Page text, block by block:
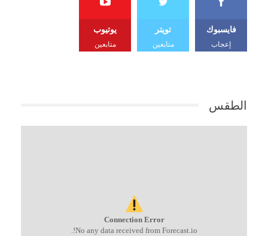
فايسبوك
إعجاب
تويتر
متابعين
يوتيوب
متابعين
الطقس
Connection Error
No any data received from Forecast.io!.